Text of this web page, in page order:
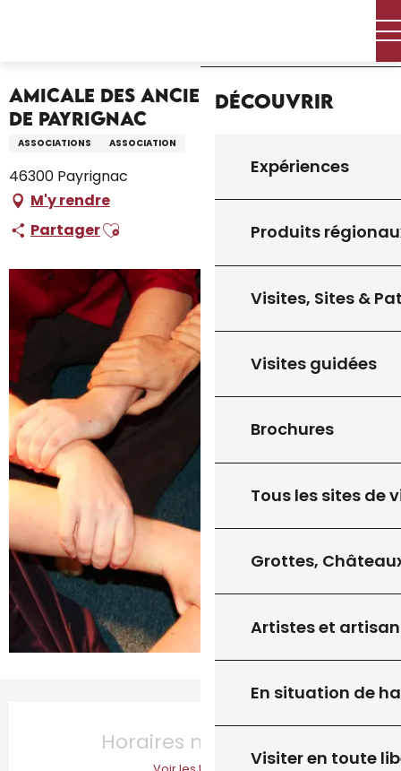
Découvrir
Expériences
Produits
Visites, Sites &
Visites guidées
Brochures
Tous les sites de
Grottes,
Artistes et
En situation de
Visiter en toute
Amicale des Anciens Combattants
de Payrignac
ASSOCIATIONS ASSOCIATION
46300 Payrignac
M'y rendre
PartagerAjouter aux favoris
Horaires non définis